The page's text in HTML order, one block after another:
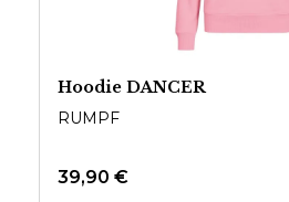
Hoodie DANCER
RUMPF
39,90 €